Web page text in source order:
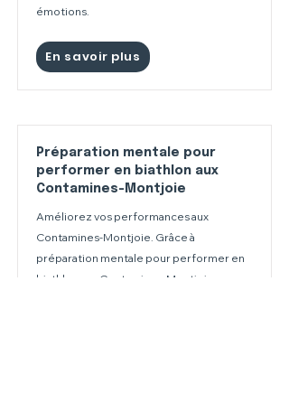
émotions.
En savoir plus
Préparation mentale pour
performer en biathlon aux
Contamines-Montjoie
Améliorez vos performances aux
Contamines-Montjoie. Grâce à
préparation mentale pour performer en
biathlon aux Contamines-Montjoie :